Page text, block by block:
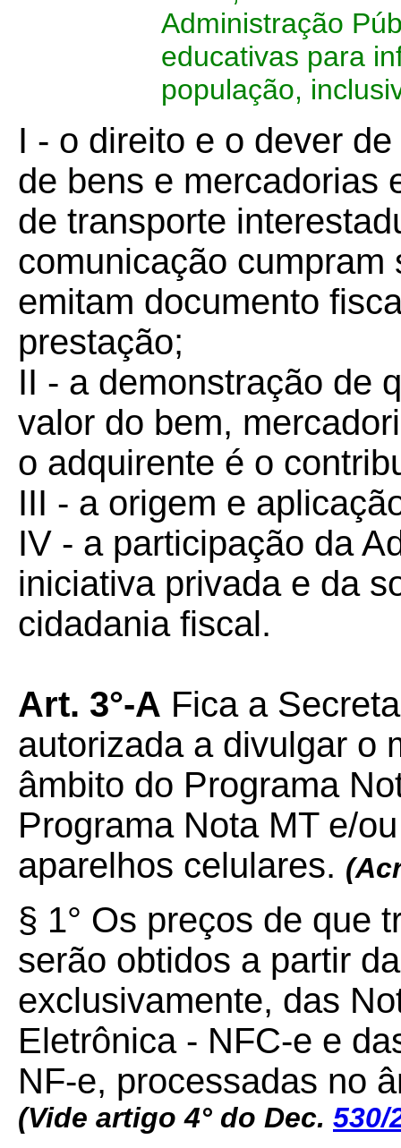
Administração
educativas para
população,
I - o direito e o dever
de bens e mercadorias
de transporte
comunicação
emitam documento
prestação;
II - a demonstração de
valor do bem,
o adquirente é o
III - a origem e
IV - a participação da
iniciativa privada e da
cidadania fiscal.
Art. 3°-A Fica a
autorizada a divulgar o
âmbito do Programa
Programa Nota MT e/
aparelhos celulares.
§ 1° Os preços de que
serão obtidos a partir
exclusivamente, das
Eletrônica - NFC-e e
NF-e, processadas no
(Vide artigo 4° do Dec. 530/